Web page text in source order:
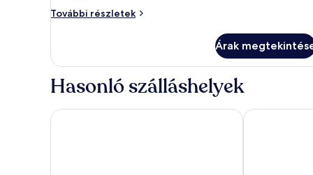
További részletek
Szoba
Árak
Hasonló szálláshelyek
Carina Gold Hotel and Restaurant Sultanhan